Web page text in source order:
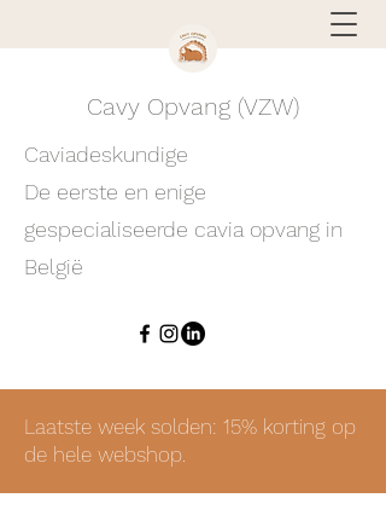
Cavy Opvang (VZW)
Caviadeskundige
De eerste en enige
gespecialiseerde cavia opvang in
België
Laatste week solden: 15% korting op
de hele webshop.